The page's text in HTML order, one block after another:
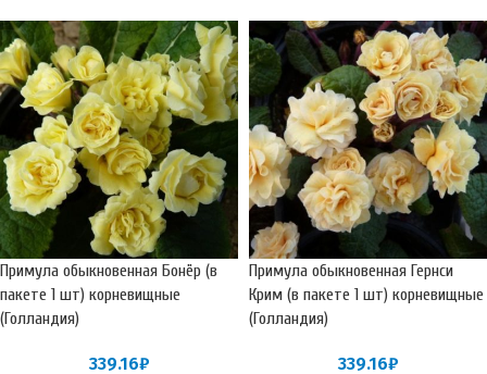
Примула обыкновенная Бонёр (в
пакете 1 шт) корневищные
(Голландия)
339.16₽
Примула обыкновенная Гернси
Крим (в пакете 1 шт) корневищные
(Голландия)
339.16₽